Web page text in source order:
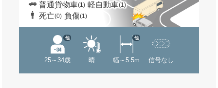
普通貨物車(1) 軽自動車(1)
死亡(0) 負傷(1)
25～34歳
他
晴 幅～5.5m
他
信号なし